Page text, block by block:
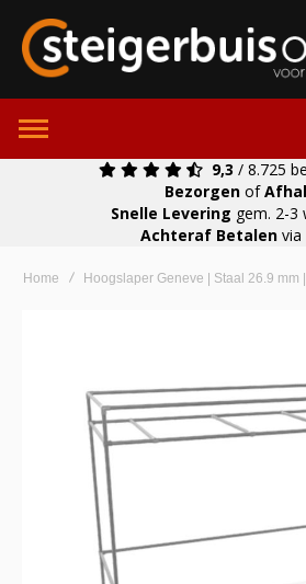
9,3 / 8.725
Bezorgen of
Snelle Levering gem. 2-3
Achteraf Betalen via
Home Hoogslaper Geneve | Staal 26.9 mm
afbeeldingen-